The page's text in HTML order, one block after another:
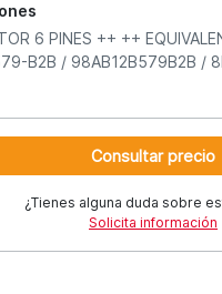
6 PINES ++ ++
B2B / 98AB12B579B2B /
Consultar precio
¿Tienes alguna duda sobre
Solicita información